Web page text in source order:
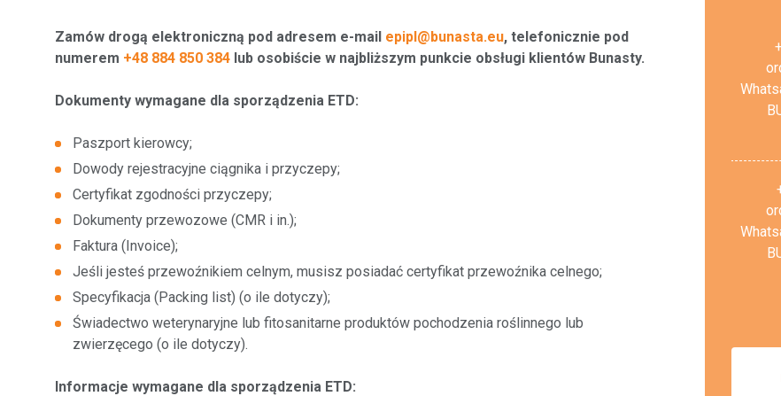
Zamów drogą elektroniczną pod adresem e-mail epipl@bunasta.eu, telefonicznie pod
numerem +48 884 850 384 lub osobiście w najbliższym punkcie obsługi klientów Bunasty.
Dokumenty wymagane dla sporządzenia ETD:
Paszport kierowcy;
Dowody rejestracyjne ciągnika i przyczepy;
Certyfikat zgodności przyczepy;
Dokumenty przewozowe (CMR i in.);
Faktura (Invoice);
Jeśli jesteś przewoźnikiem celnym, musisz posiadać certyfikat przewoźnika celnego;
Specyfikacja (Packing list) (o ile dotyczy);
Świadectwo weterynaryjne lub fitosanitarne produktów pochodzenia roślinnego lub
zwierzęcego (o ile dotyczy).
Informacje wymagane dla sporządzenia ETD: